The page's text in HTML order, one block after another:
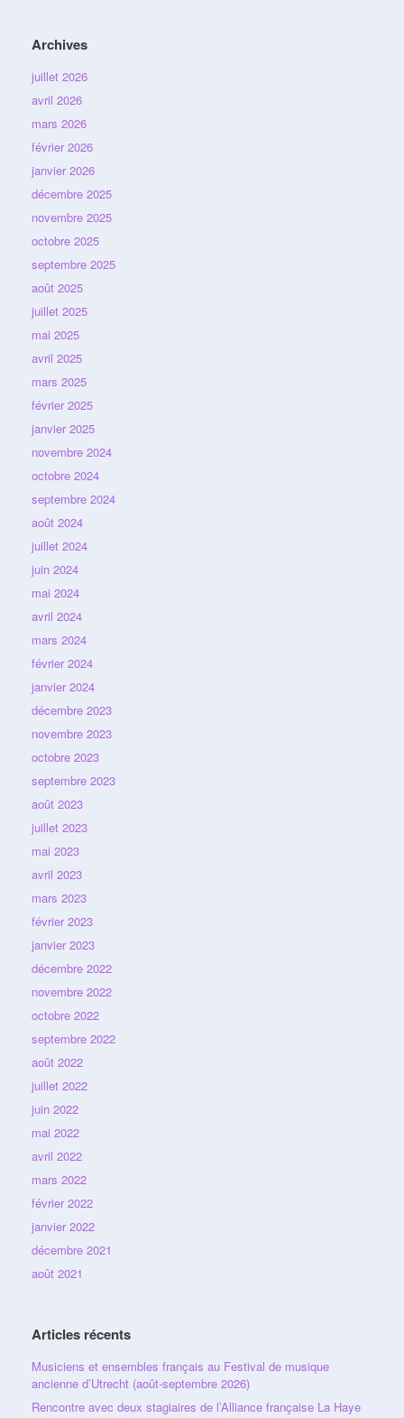
Archives
juillet 2026
avril 2026
mars 2026
février 2026
janvier 2026
décembre 2025
novembre 2025
octobre 2025
septembre 2025
août 2025
juillet 2025
mai 2025
avril 2025
mars 2025
février 2025
janvier 2025
novembre 2024
octobre 2024
septembre 2024
août 2024
juillet 2024
juin 2024
mai 2024
avril 2024
mars 2024
février 2024
janvier 2024
décembre 2023
novembre 2023
octobre 2023
septembre 2023
août 2023
juillet 2023
mai 2023
avril 2023
mars 2023
février 2023
janvier 2023
décembre 2022
novembre 2022
octobre 2022
septembre 2022
août 2022
juillet 2022
juin 2022
mai 2022
avril 2022
mars 2022
février 2022
janvier 2022
décembre 2021
août 2021
Articles récents
Musiciens et ensembles français au Festival de musique
ancienne d’Utrecht (août-septembre 2026)
Rencontre avec deux stagiaires de l’Alliance française La Haye